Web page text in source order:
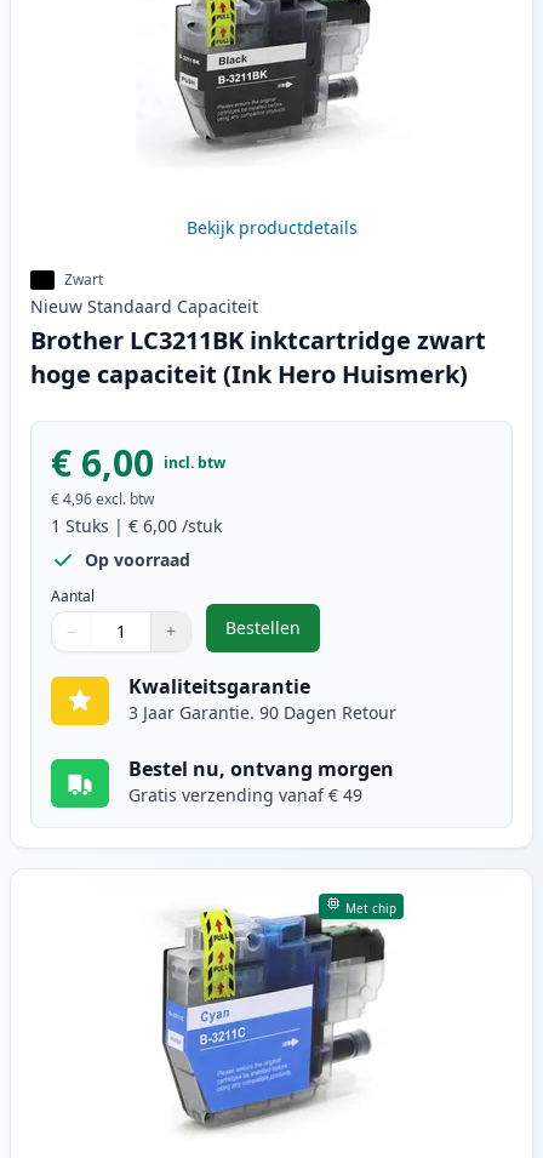
Bekijk productdetails
Zwart
Nieuw Standaard Capaciteit
Brother LC3211BK inktcartridge zwart
hoge capaciteit (Ink Hero Huismerk)
€ 6,00 incl. btw
€ 4,96excl. btw
1 Stuks | € 6,00 /stuk
Op voorraad
Aantal
Gebruik de knoppen om aan te passen
− +
1
Bestellen
,Brother LC3211BK inktcartridge
Kwaliteitsgarantie
3 Jaar Garantie. 90 Dagen Retour
Bestel nu, ontvang morgen
Gratis verzending vanaf € 49
Met chip